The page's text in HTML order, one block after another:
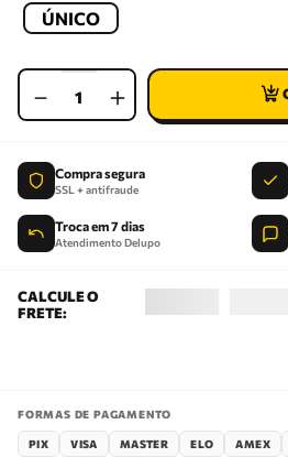
ÚNICO
＋
－
Compra segura
SSL + antifraude
Troca em 7 dias
Atendimento Delupo
FORMAS DE PAGAMENTO
PIX VISA MASTER ELO AMEX